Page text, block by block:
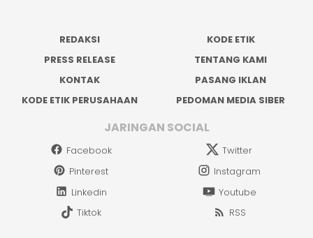
REDAKSI
KODE ETIK
PRESS RELEASE
TENTANG KAMI
KONTAK
PASANG IKLAN
KODE ETIK PERUSAHAAN
PEDOMAN MEDIA SIBER
JARINGAN SOCIAL
Facebook
Twitter
Pinterest
Instagram
Linkedin
Youtube
Tiktok
RSS